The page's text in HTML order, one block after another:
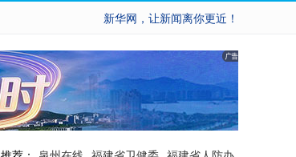
新华网，让新闻离你更近！